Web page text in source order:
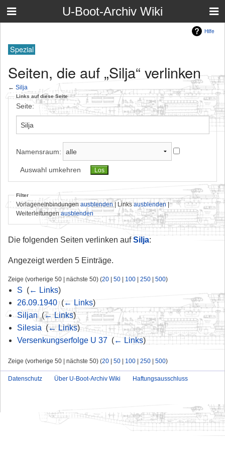
U-Boot-Archiv Wiki
Hilfe
Spezial
Seiten, die auf „Silja“ verlinken
← Silja
Links auf diese Seite
Seite:
Namensraum:
Auswahl umkehren
Filter
Vorlageneinbindungenausblenden| Linksausblenden |
Weiterleitungenausblenden
Die folgenden Seiten verlinken aufSilja:
Angezeigt werden 5 Einträge.
Zeige (vorherige 50 | nächste 50) (20 | 50 | 100 | 250 | 500)
S (← Links)
26.09.1940‎(← Links)
Siljan‎(← Links)
Silesia (← Links)
Versenkungserfolge U 37‎ (← Links)
Zeige (vorherige 50 | nächste 50) (20 | 50 | 100 | 250 | 500)
Datenschutz Über U-Boot-Archiv Wiki Haftungsausschluss